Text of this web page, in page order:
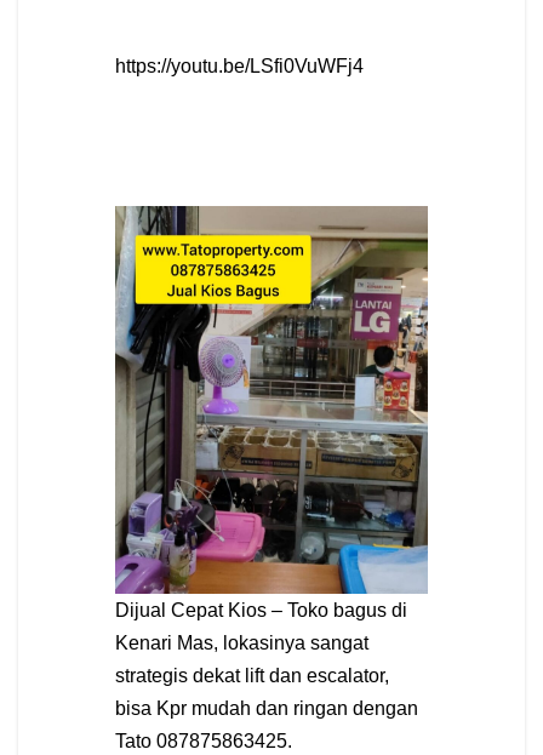
https://youtu.be/LSfi0VuWFj4
Dijual Cepat Kios – Toko bagus di
Kenari Mas, lokasinya sangat
strategis dekat lift dan escalator,
bisa Kpr mudah dan ringan dengan
Tato 087875863425.